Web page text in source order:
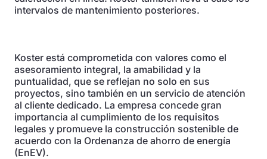
intervalos de mantenimiento posteriores.
Koster está comprometida con valores como el
asesoramiento integral, la amabilidad y la
puntualidad, que se reflejan no solo en sus
proyectos, sino también en un servicio de atención
al cliente dedicado. La empresa concede gran
importancia al cumplimiento de los requisitos
legales y promueve la construcción sostenible de
acuerdo con la Ordenanza de ahorro de energía
(EnEV).